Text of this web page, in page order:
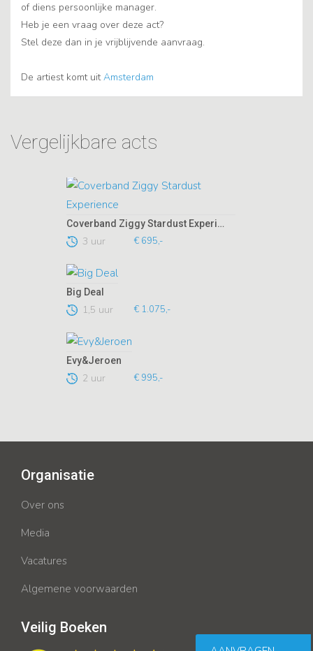
of diens persoonlijke manager.
Heb je een vraag over deze act?
Stel deze dan in je vrijblijvende aanvraag.
De artiest komt uitAmsterdam
Vergelijkbare acts
Coverband Ziggy Stardust Experience
3 uur € 695,-
Big Deal
1,5 uur € 1.075,-
Evy&Jeroen
2 uur € 995,-
Organisatie
Over ons
Media
Vacatures
Algemene voorwaarden
Veilig Boeken